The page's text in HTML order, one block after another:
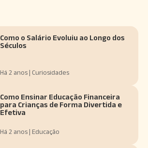
Como o Salário Evoluiu ao Longo dos
Séculos
Há 2 anos | Curiosidades
Como Ensinar Educação Financeira
para Crianças de Forma Divertida e
Efetiva
Há 2 anos | Educação